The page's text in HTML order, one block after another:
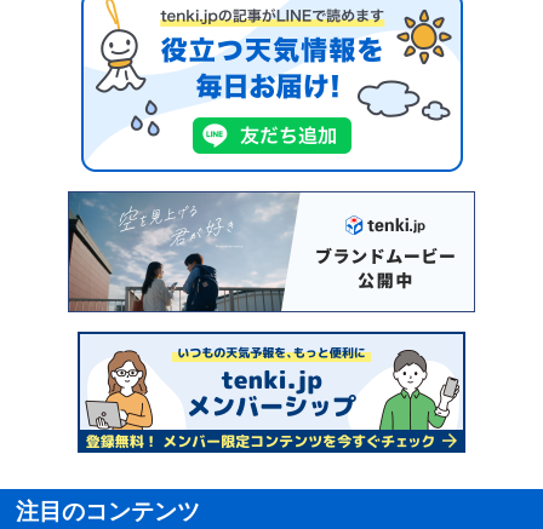
注目のコンテンツ